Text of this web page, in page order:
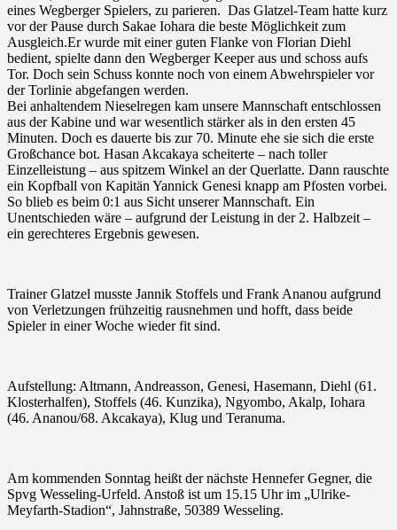
eines Wegberger Spielers, zu parieren. Das Glatzel-Team hatte kurz
vor der Pause durch Sakae Iohara die beste Möglichkeit zum
Ausgleich.Er wurde mit einer guten Flanke von Florian Diehl
bedient, spielte dann den Wegberger Keeper aus und schoss aufs
Tor. Doch sein Schuss konnte noch von einem Abwehrspieler vor
der Torlinie abgefangen werden.
Bei anhaltendem Nieselregen kam unsere Mannschaft entschlossen
aus der Kabine und war wesentlich stärker als in den ersten 45
Minuten. Doch es dauerte bis zur 70. Minute ehe sie sich die erste
Großchance bot. Hasan Akcakaya scheiterte – nach toller
Einzelleistung – aus spitzem Winkel an der Querlatte. Dann rauschte
ein Kopfball von Kapitän Yannick Genesi knapp am Pfosten vorbei.
So blieb es beim 0:1 aus Sicht unserer Mannschaft. Ein
Unentschieden wäre – aufgrund der Leistung in der 2. Halbzeit –
ein gerechteres Ergebnis gewesen.
Trainer Glatzel musste Jannik Stoffels und Frank Ananou aufgrund
von Verletzungen frühzeitig rausnehmen und hofft, dass beide
Spieler in einer Woche wieder fit sind.
Aufstellung: Altmann, Andreasson, Genesi, Hasemann, Diehl (61.
Klosterhalfen), Stoffels (46. Kunzika), Ngyombo, Akalp, Iohara
(46. Ananou/68. Akcakaya), Klug und Teranuma.
Am kommenden Sonntag heißt der nächste Hennefer Gegner, die
Spvg Wesseling-Urfeld. Anstoß ist um 15.15 Uhr im „Ulrike-
Meyfarth-Stadion“, Jahnstraße, 50389 Wesseling.